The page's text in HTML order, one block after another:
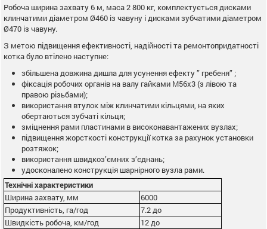
Робоча ширина захвату 6 м, маса 2 800 кг, комплектується дисками
клинчатими діаметром Ø460 із чавуну і дисками зубчатими діаметром
Ø470 із чавуну.
З метою підвищення ефективності, надійності та ремонтопридатності
котка було втілено наступне:
збільшена довжина дишла для усунення ефекту ” гребеня” ;
фіксація робочих органів на валу гайками М56х3 (з лівою та
правою різьбами);
використання втулок між клинчатими кільцями, на яких
обертаються зубчаті кільця;
зміцнення рами пластинами в високонавантажених вузлах;
підвищення жорсткості конструкції котка за рахунок установки
розтяжок;
використання швидкоз’ємних з’єднань;
удосконалено конструкція шарнірного вузла рами.
Технічні характеристики
Ширина захвату, мм
6000
Продуктивність, га/год
7.2 до
Швидкість робоча, км/год
12 до